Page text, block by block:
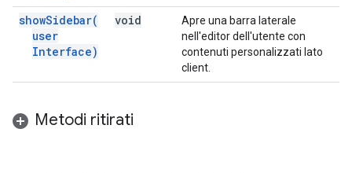
showSidebar(
user
Interface)
void
Apre una barra laterale
nell'editor dell'utente con
contenuti personalizzati lato
client.
Metodi ritirati